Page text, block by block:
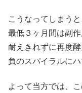
こうなってしまう
最低３ヶ月間は副
耐えきれずに再度
負のスパイラルに
よって当方では、